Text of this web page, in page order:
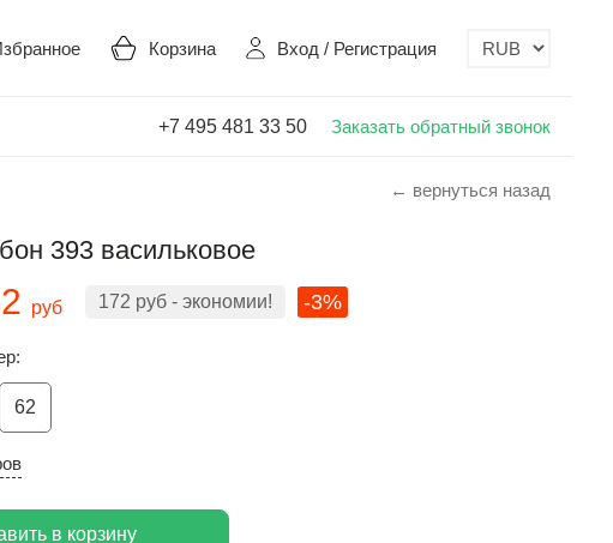
Корзина Вход / Регистрация
+7 495 481 33 50 Заказать обратный звонок
← вернуться назад
393 васильковое
руб 172 руб - экономии! -3%
62
в корзину